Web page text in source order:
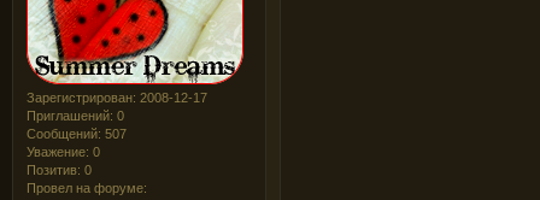
Зарегистрирован: 2008-12-17
Приглашений: 0
Сообщений: 507
Уважение: 0
Позитив: 0
Провел на форуме: